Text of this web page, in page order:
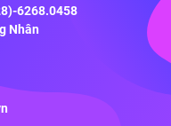
6268.0458
Nhân